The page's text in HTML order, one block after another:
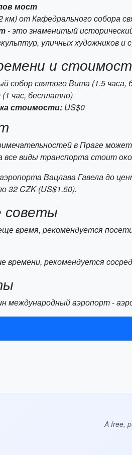
мост
км) от Кафедрального собора
- это знаменитый
уличных художников
и
собор святого Вита (1.5 часа,
(1 час, бесплатно)
стоимости: US$0
в Праге
виды транспорта стоит
Вацлава Гавела до
32 CZK (US$1.50).
советы
время, рекомендуется
времени, рекомендуется
международный аэропорт -
A free,